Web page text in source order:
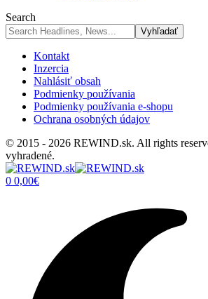
Search
Kontakt
Inzercia
Nahlásiť obsah
Podmienky používania
Podmienky používania e-shopu
Ochrana osobných údajov
© 2015 - 2026 REWIND.sk. All rights
vyhradené.
0 0,00€